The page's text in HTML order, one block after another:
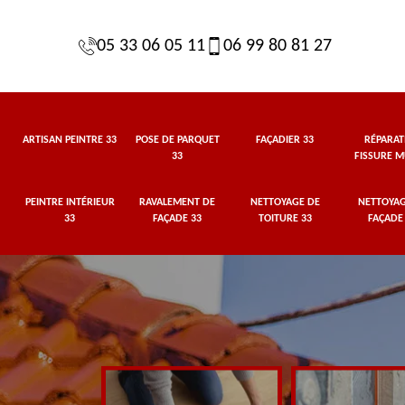
05 33 06 05 11 06 99 80 81 27
ARTISAN PEINTRE 33
POSE DE PARQUET
33
FAÇADIER 33
FISSURE
PEINTRE INTÉRIEUR
33
RAVALEMENT DE
FAÇADE 33
NETTOYAGE DE
TOITURE 33